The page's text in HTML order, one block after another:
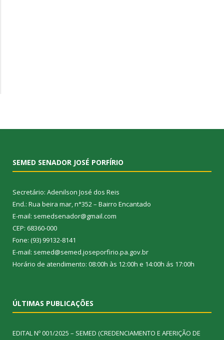
SEMED SENADOR JOSÉ PORFÍRIO
Secretário: Adenilson José dos Reis
End.: Rua beira mar, n°352 – Bairro Encantado
E-mail: semedsenador@gmail.com
CEP: 68360-000
Fone: (93) 99132-8141
E-mail: semed@semed.joseporfirio.pa.gov.br
Horário de atendimento: 08:00h às 12:00h e 14:00h ás 17:00h
ÚLTIMAS PUBLICAÇÕES
EDITAL Nº 001/2025 – SEMED (CREDENCIAMENTO E AFERIÇÃO DE